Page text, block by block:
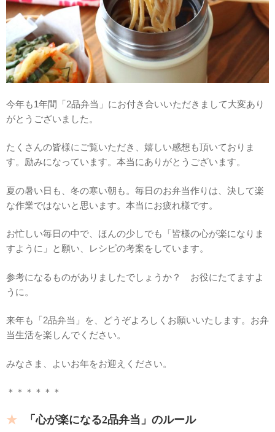
今年も1年間「2品弁当」にお付き合いいただきまして大変あり
がとうございました。
たくさんの皆様にご覧いただき、嬉しい感想も頂いておりま
す。励みになっています。本当にありがとうございます。
夏の暑い日も、冬の寒い朝も。毎日のお弁当作りは、決して楽
な作業ではないと思います。本当にお疲れ様です。
お忙しい毎日の中で、ほんの少しでも「皆様の心が楽になりま
すように」と願い、レシピの考案をしています。
参考になるものがありましたでしょうか？ お役にたてますよ
うに。
来年も「2品弁当」を、どうぞよろしくお願いいたします。お弁
当生活を楽しんでください。
みなさま、よいお年をお迎えください。
＊＊＊＊＊＊
「心が楽になる2品弁当」のルール